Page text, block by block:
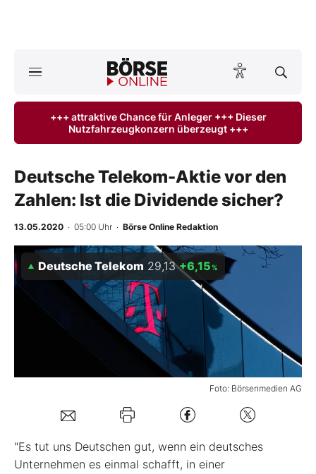
ktuelle Ausgabe BÖRSE ONLINE lesen
Finanz-Check
BO-Musterdepots
+++ attraktive Chance für Anleger +++ Dieser
Nutzfahrzeugkonzern überzeugt +++
Deutsche Telekom-Aktie vor den
Zahlen: Ist die Dividende sicher?
13.05.2020 · 05:00 Uhr · Börse Online Redaktion
Foto: Börsenmedien AG
Deutsche Telekom 29,13 +6,15 %
"Es tut uns Deutschen gut, wenn ein deutsches
Unternehmen es einmal schafft, in einer